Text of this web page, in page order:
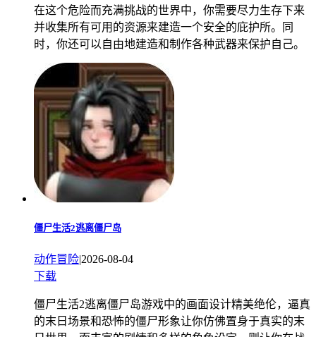
在这个危险而充满挑战的世界中，你需要尽力生存下来
并收集所有可用的资源来建造一个安全的庇护所。同
时，你还可以自由地建造和制作各种武器来保护自己。
僵尸生活2逃离僵尸岛
动作冒险|2026-08-04
下载
僵尸生活2逃离僵尸岛游戏中的画面设计精美绝伦，逼真
的末日场景和恐怖的僵尸形象让你仿佛置身于真实的末